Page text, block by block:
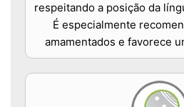
respeitando a posição da
É especialmente
amamentados e favorece